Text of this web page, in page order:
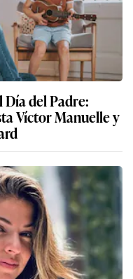
del Padre:
Víctor Manuelle y